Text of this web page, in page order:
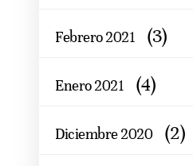
Febrero 2021 (3)
Enero 2021 (4)
Diciembre 2020 (2)